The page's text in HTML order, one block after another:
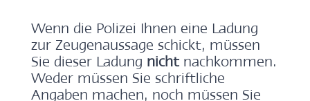
Wenn die Polizei Ihnen eine Ladung
zur Zeugenaussage schickt, müssen
Sie dieser Ladung nicht nachkommen.
Weder müssen Sie schriftliche
Angaben machen, noch müssen Sie